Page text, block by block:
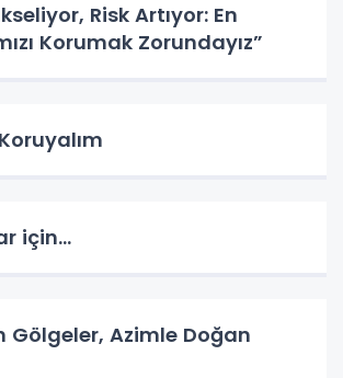
Risk Artıyor: En
Korumak Zorundayız”
için...
Gölgeler, Azimle Doğan